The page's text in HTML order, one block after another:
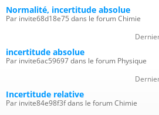
Normalité, incertitude absolue
Par invite68d18e75 dans le forum Chimie
incertitude absolue
Par invite6ac59697 dans le forum Physique
Incertitude relative
Par invite84e98f3f dans le forum Chimie